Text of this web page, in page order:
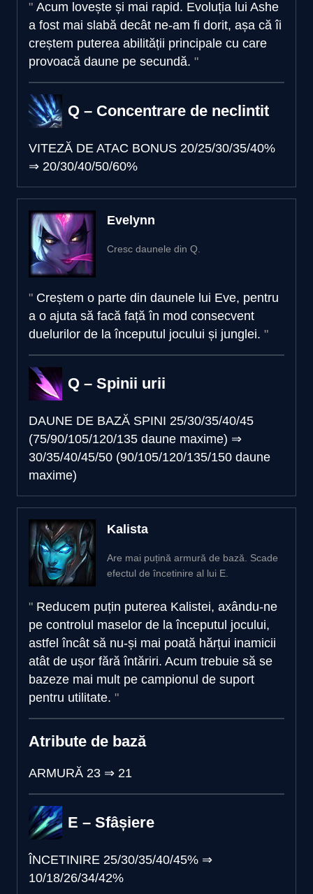
Acum lovește și mai rapid. Evoluția lui Ashe
a fost mai slabă decât ne-am fi dorit, așa că îi
creștem puterea abilității principale cu care
provoacă daune pe secundă.
Q – Concentrare de neclintit
VITEZĂ DE ATAC BONUS 20/25/30/35/40%
⇒ 20/30/40/50/60%
Evelynn
Cresc daunele din Q.
Creștem o parte din daunele lui Eve, pentru
a o ajuta să facă față în mod consecvent
duelurilor de la începutul jocului și junglei.
Q – Spinii urii
DAUNE DE BAZĂ SPINI 25/30/35/40/45
(75/90/105/120/135 daune maxime) ⇒
30/35/40/45/50 (90/105/120/135/150 daune
maxime)
Kalista
Are mai puțină armură de bază. Scade
efectul de încetinire al lui E.
Reducem puțin puterea Kalistei, axându-ne
pe controlul maselor de la începutul jocului,
astfel încât să nu-și mai poată hărțui inamicii
atât de ușor fără întăriri. Acum trebuie să se
bazeze mai mult pe campionul de suport
pentru utilitate.
Atribute de bază
ARMURĂ 23 ⇒ 21
E – Sfâșiere
ÎNCETINIRE 25/30/35/40/45% ⇒
10/18/26/34/42%